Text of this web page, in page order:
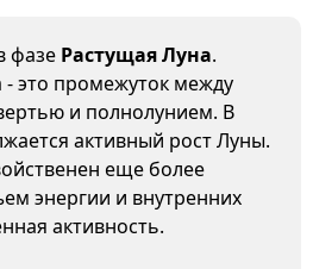
фазе Растущая Луна.
- это промежуток между
и полнолунием. В
активный рост Луны.
еще более
энергии и внутренних
активность.